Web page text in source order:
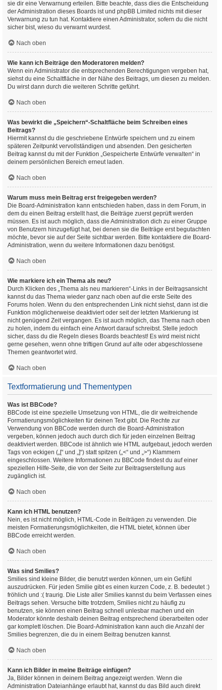
sie dir eine Verwarnung erteilen. Bitte beachte, dass dies die Entscheidung
der Administration dieses Boards ist und phpBB Limited nichts mit dieser
Verwarnung zu tun hat. Kontaktiere einen Administrator, sofern du die nicht
sicher bist, wieso du verwarnt wurdest.
Nach oben
Wie kann ich Beiträge den Moderatoren melden?
Wenn ein Administrator die entsprechenden Berechtigungen vergeben hat,
siehst du eine Schaltfläche in der Nähe des Beitrags, um diesen zu melden.
Du wirst dann durch die weiteren Schritte geführt.
Nach oben
Was bewirkt die „Speichern“-Schaltfläche beim Schreiben eines
Beitrags?
Hiermit kannst du die geschriebene Entwürfe speichern und zu einem
späteren Zeitpunkt vervollständigen und absenden. Den gesicherten
Beitrag kannst du mit der Funktion „Gespeicherte Entwürfe verwalten“ in
deinem persönlichen Bereich erneut laden.
Nach oben
Warum muss mein Beitrag erst freigegeben werden?
Die Board-Administration kann entschieden haben, dass in dem Forum, in
dem du einen Beitrag erstellt hast, die Beiträge zuerst geprüft werden
müssen. Es ist auch möglich, dass die Administration dich zu einer Gruppe
von Benutzern hinzugefügt hat, bei denen sie die Beiträge erst begutachten
möchte, bevor sie auf der Seite sichtbar werden. Bitte kontaktiere die Board-
Administration, wenn du weitere Informationen dazu benötigst.
Nach oben
Wie markiere ich ein Thema als neu?
Durch Klicken des „Thema als neu markieren“-Links in der Beitragsansicht
kannst du das Thema wieder ganz nach oben auf die erste Seite des
Forums holen. Wenn du den entsprechenden Link nicht siehst, dann ist die
Funktion möglicherweise deaktiviert oder seit der letzten Markierung ist
nicht genügend Zeit vergangen. Es ist auch möglich, das Thema nach oben
zu holen, indem du einfach eine Antwort darauf schreibst. Stelle jedoch
sicher, dass du die Regeln dieses Boards beachtest! Es wird meist nicht
gerne gesehen, wenn ohne triftigen Grund auf alte oder abgeschlossene
Themen geantwortet wird.
Nach oben
Textformatierung und Thementypen
Was ist BBCode?
BBCode ist eine spezielle Umsetzung von HTML, die dir weitreichende
Formatierungsmöglichkeiten für deinen Text gibt. Die Rechte zur
Verwendung von BBCode werden durch die Board-Administration
vergeben, können jedoch auch durch dich für jeden einzelnen Beitrag
deaktiviert werden. BBCode ist ähnlich wie HTML aufgebaut, jedoch werden
Tags von eckigen („[“ und „]“) statt spitzen („<“ und „>“) Klammern
eingeschlossen. Weitere Informationen zu BBCode findest du auf einer
speziellen Hilfe-Seite, die von der Seite zur Beitragserstellung aus
zugänglich ist.
Nach oben
Kann ich HTML benutzen?
Nein, es ist nicht möglich, HTML-Code in Beiträgen zu verwenden. Die
meisten Formatierungsmöglichkeiten, die HTML bietet, können über
BBCode erreicht werden.
Nach oben
Was sind Smilies?
Smilies sind kleine Bilder, die benutzt werden können, um ein Gefühl
auszudrücken. Für jeden Smilie gibt es einen kurzen Code, z. B. bedeutet :)
fröhlich und :( traurig. Die Liste aller Smilies kannst du beim Verfassen eines
Beitrags sehen. Versuche bitte trotzdem, Smilies nicht zu häufig zu
benutzen, sie können einen Beitrag schnell unlesbar machen und ein
Moderator könnte deshalb deinen Beitrag entsprechend überarbeiten oder
gar komplett löschen. Die Board-Administration kann auch die Anzahl der
Smilies begrenzen, die du in einem Beitrag benutzen kannst.
Nach oben
Kann ich Bilder in meine Beiträge einfügen?
Ja, Bilder können in deinem Beitrag angezeigt werden. Wenn die
Administration Dateianhänge erlaubt hat, kannst du das Bild auch direkt